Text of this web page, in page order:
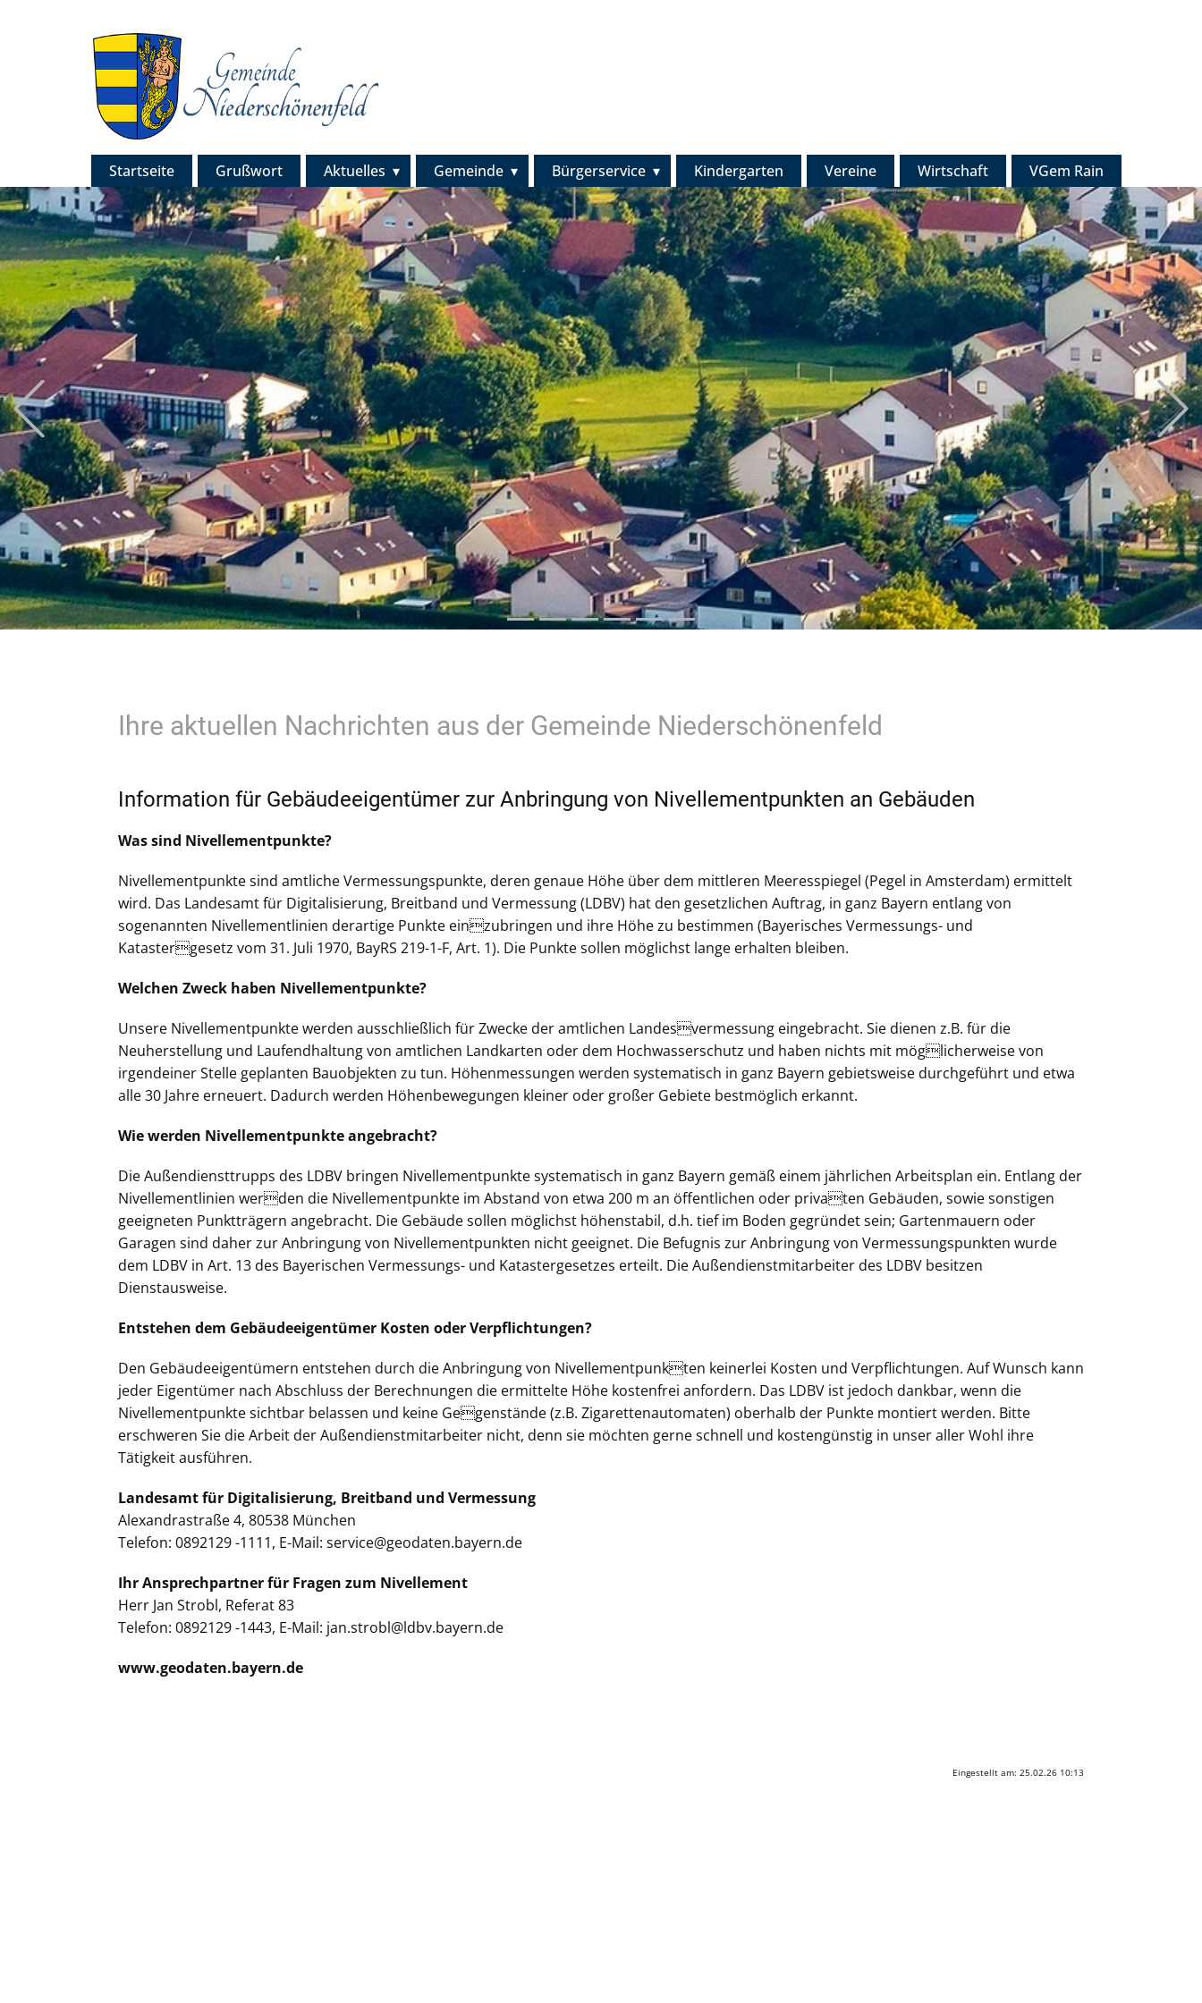
Startseite Grußwort Aktuelles Gemeinde Bürgerservice Kindergarten Vereine Wirtschaft VGem Rain
Previous
Ihre aktuellen Nachrichten aus der Gemeinde Niederschönenfeld
Information für Gebäudeeigentümer zur Anbringung von Nivellementpunkten an Gebäuden
Was sind Nivellementpunkte?
Nivellementpunkte sind amtliche Vermessungspunkte, deren genaue Höhe über dem mittleren Meeresspiegel (Pegel in Amsterdam) ermittelt
wird. Das Landesamt für Digitalisierung, Breitband und Vermessung (LDBV) hat den gesetzlichen Auftrag, in ganz Bayern entlang von
sogenannten Nivellementlinien derartige Punkte einzubringen und ihre Höhe zu bestimmen (Bayerisches Vermessungs- und
Katastergesetz vom 31. Juli 1970, BayRS 219-1-F, Art. 1). Die Punkte sollen möglichst lange erhalten bleiben.
Welchen Zweck haben Nivellementpunkte?
Unsere Nivellementpunkte werden ausschließlich für Zwecke der amtlichen Landesvermessung eingebracht. Sie dienen z.B. für die
Neuherstellung und Laufendhaltung von amtlichen Landkarten oder dem Hochwasserschutz und haben nichts mit möglicherweise von
irgendeiner Stelle geplanten Bauobjekten zu tun. Höhenmessungen werden systematisch in ganz Bayern gebietsweise durchgeführt und etwa
alle 30 Jahre erneuert. Dadurch werden Höhenbewegungen kleiner oder großer Gebiete bestmöglich erkannt.
Wie werden Nivellementpunkte angebracht?
Die Außendiensttrupps des LDBV bringen Nivellementpunkte systematisch in ganz Bayern gemäß einem jährlichen Arbeitsplan ein. Entlang der
Nivellementlinien werden die Nivellementpunkte im Abstand von etwa 200 m an öffentlichen oder privaten Gebäuden, sowie sonstigen
geeigneten Punktträgern angebracht. Die Gebäude sollen möglichst höhenstabil, d.h. tief im Boden gegründet sein; Gartenmauern oder
Garagen sind daher zur Anbringung von Nivellementpunkten nicht geeignet. Die Befugnis zur Anbringung von Vermessungspunkten wurde
dem LDBV in Art. 13 des Bayerischen Vermessungs- und Katastergesetzes erteilt. Die Außendienstmitarbeiter des LDBV besitzen
Dienstausweise.
Entstehen dem Gebäudeeigentümer Kosten oder Verpflichtungen?
Den Gebäudeeigentümern entstehen durch die Anbringung von Nivellementpunkten keinerlei Kosten und Verpflichtungen. Auf Wunsch kann
jeder Eigentümer nach Abschluss der Berechnungen die ermittelte Höhe kostenfrei anfordern. Das LDBV ist jedoch dankbar, wenn die
Nivellementpunkte sichtbar belassen und keine Gegenstände (z.B. Zigarettenautomaten) oberhalb der Punkte montiert werden. Bitte
erschweren Sie die Arbeit der Außendienstmitarbeiter nicht, denn sie möchten gerne schnell und kostengünstig in unser aller Wohl ihre
Tätigkeit ausführen.
Landesamt für Digitalisierung, Breitband und Vermessung
Alexandrastraße 4, 80538 München
Telefon: 0892129 -1111, E-Mail: service@geodaten.bayern.de
Ihr Ansprechpartner für Fragen zum Nivellement
Herr Jan Strobl, Referat 83
Telefon: 0892129 -1443, E-Mail: jan.strobl@ldbv.bayern.de
www.geodaten.bayern.de
Eingestellt am: 25.02.26 10:13